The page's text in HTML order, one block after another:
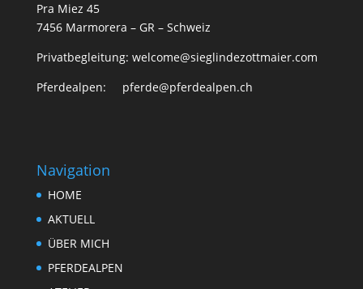
Pra Miez 45
7456 Marmorera – GR – Schweiz
Privatbegleitung: welcome@sieglindezottmaier.com
Pferdealpen: pferde@pferdealpen.ch
Navigation
HOME
AKTUELL
ÜBER MICH
PFERDEALPEN